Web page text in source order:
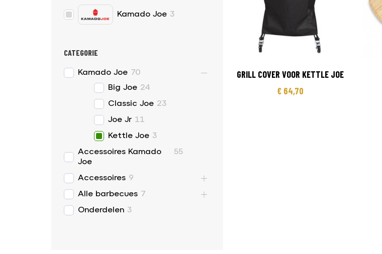
Kamado Joe 3
CATEGORIE
Kamado Joe 70
Big Joe 24
Classic Joe 23
Joe Jr 11
Kettle Joe 3
Accessoires Kamado
Joe
55
Accessoires 9
Alle barbecues 7
Onderdelen 3
GRILL COVER VOOR KETTLE JOE
€64,70